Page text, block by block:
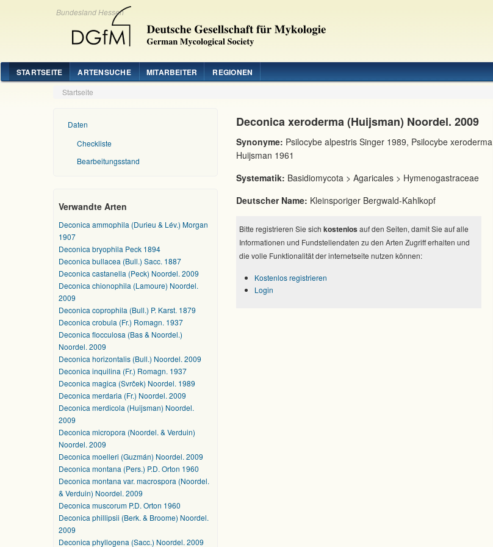
Bundesland Hessen
STARTSEITE ARTENSUCHE MITARBEITER REGIONEN
Startseite
Daten
Checkliste
Bearbeitungsstand
Verwandte Arten
Deconica ammophila (Durieu & Lév.) Morgan
1907
Deconica bryophila Peck 1894
Deconica bullacea (Bull.) Sacc. 1887
Deconica castanella (Peck) Noordel. 2009
Deconica chionophila (Lamoure) Noordel.
2009
Deconica coprophila (Bull.) P. Karst. 1879
Deconica crobula (Fr.) Romagn. 1937
Deconica flocculosa (Bas & Noordel.)
Noordel. 2009
Deconica horizontalis (Bull.) Noordel. 2009
Deconica inquilina (Fr.) Romagn. 1937
Deconica magica (Svrček) Noordel. 1989
Deconica merdaria (Fr.) Noordel. 2009
Deconica merdicola (Huijsman) Noordel.
2009
Deconica micropora (Noordel. & Verduin)
Noordel. 2009
Deconica moelleri (Guzmán) Noordel. 2009
Deconica montana (Pers.) P.D. Orton 1960
Deconica montana var. macrospora (Noordel.
& Verduin) Noordel. 2009
Deconica muscorum P.D. Orton 1960
Deconica phillipsii (Berk. & Broome) Noordel.
2009
Deconica phyllogena (Sacc.) Noordel. 2009
Deconica xeroderma (Huijsman) Noordel. 2009
Synonyme: Psilocybe alpestris Singer 1989, Psilocybe xeroderma
Huijsman 1961
Systematik: Basidiomycota > Agaricales > Hymenogastraceae
Deutscher Name: Kleinsporiger Bergwald-Kahlkopf
Bitte registrieren Sie sich kostenlos auf den Seiten, damit Sie auf alle
Informationen und Fundstellendaten zu den Arten Zugriff erhalten und
die volle Funktionalität der internetseite nutzen können:
Kostenlos registrieren
Login